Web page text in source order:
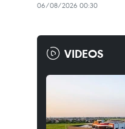
06/08/2026 00:30
VIDEOS